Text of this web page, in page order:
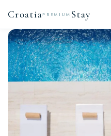
CroatiaPREMIUM Stay